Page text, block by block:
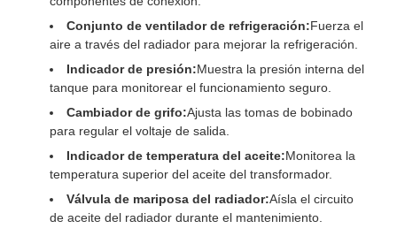
Conjunto de ventilador de refrigeración:Fuerza el
aire a través del radiador para mejorar la refrigeración.
Indicador de presión:Muestra la presión interna del
tanque para monitorear el funcionamiento seguro.
Cambiador de grifo:Ajusta las tomas de bobinado
para regular el voltaje de salida.
Indicador de temperatura del aceite:Monitorea la
temperatura superior del aceite del transformador.
Válvula de mariposa del radiador:Aísla el circuito
de aceite del radiador durante el mantenimiento.